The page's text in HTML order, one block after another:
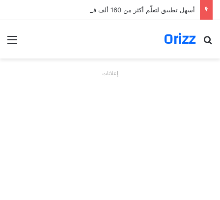
أسهل تطبيق لتعلّم أكثر من 160 ألف فعل بالألمانية
Orizz
بحث عن
إعلانات